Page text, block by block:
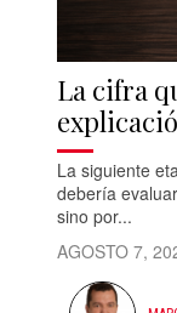
La cifra
La siguiente
debería
sino por...
AGOSTO 7,